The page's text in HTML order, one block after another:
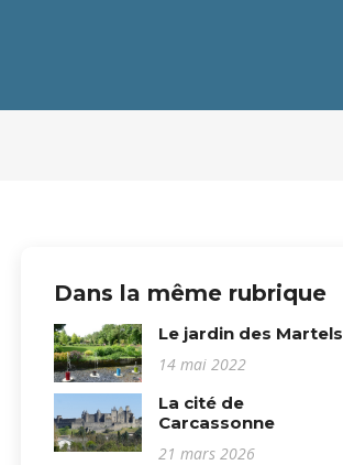
Dans la même rubrique
Le jardin des Martels
14 mai 2022
La cité de
Carcassonne
21 mars 2026